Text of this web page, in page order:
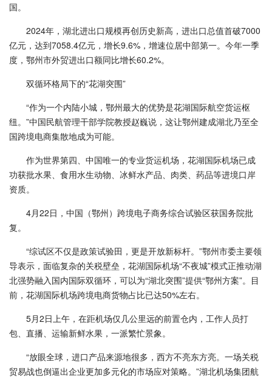
国。
2024年，湖北进出口规模再创历史新高，进出口总值首破7000
亿元，达到7058.4亿元，增长9.6%，增速位居中部第一。今年一季
度，鄂州市外贸进出口额同比增长60.2%。
双循环格局下的“花湖突围”
“作为一个内陆小城，鄂州最大的优势是花湖国际航空货运枢
纽。”中国民航管理干部学院教授赵巍说，这让鄂州建成湖北乃至全
国跨境电商集散地成为可能。
作为世界第四、中国唯一的专业货运机场，花湖国际机场已成
功获批水果、食用水生动物、冰鲜水产品、肉类、药品等进境口岸
资质。
4月22日，中国（鄂州）跨境电子商务综合试验区获国务院批
复。
“综试区不仅是政策试验田，更是开放新标杆。”鄂州市委主要领
导表示，面临复杂的关税壁垒，花湖国际机场“不夜城”模式正推动湖
北强势融入国内国际双循环，可以为“湖北突围”提供“鄂州方案”。目
前，花湖国际机场跨境电商货物占比已达50%左右。
5月2日上午，在距机场仅几公里远的前置仓内，工作人员打
包、直播、运输新鲜水果，一派繁忙景象。
“放眼全球，进口产品来源地很多，西方不亮东方亮。一场关税
贸易战也倒逼出企业更加多元化的市场应对策略。”湖北机场集团航